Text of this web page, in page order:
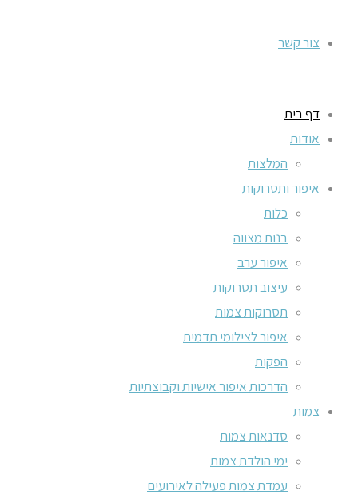
צור קשר
דף בית
אודות
המלצות
איפור ותסרוקות
כלות
בנות מצווה
איפור ערב
עיצוב תסרוקות
תסרוקות צמות
איפור לצילומי תדמית
הפקות
הדרכות איפור אישיות וקבוצתיות
צמות
סדנאות צמות
ימי הולדת צמות
עמדת צמות פעילה לאירועים